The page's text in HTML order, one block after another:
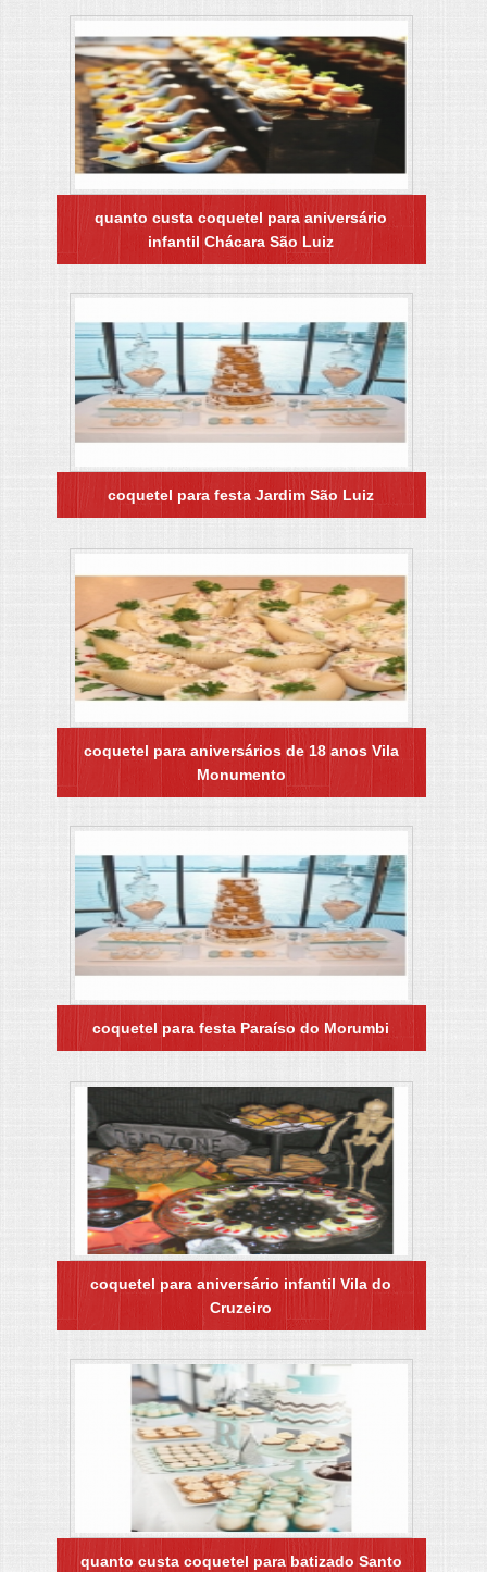
quanto custa coquetel para aniversário
infantil Chácara São Luiz
coquetel para festa Jardim São Luiz
coquetel para aniversários de 18 anos Vila
Monumento
coquetel para festa Paraíso do Morumbi
coquetel para aniversário infantil Vila do
Cruzeiro
quanto custa coquetel para batizado Santo